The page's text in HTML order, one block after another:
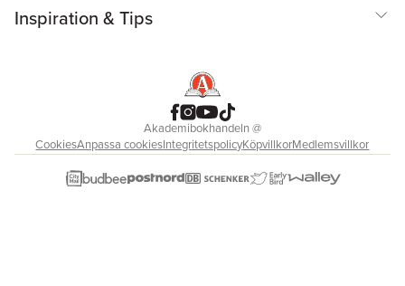
Inspiration & Tips
Akademibokhandeln@
CookiesAnpassa cookiesIntegritetspolicyKöpvillkorMedlemsvillkor